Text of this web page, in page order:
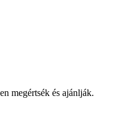
megértsék és ajánlják.